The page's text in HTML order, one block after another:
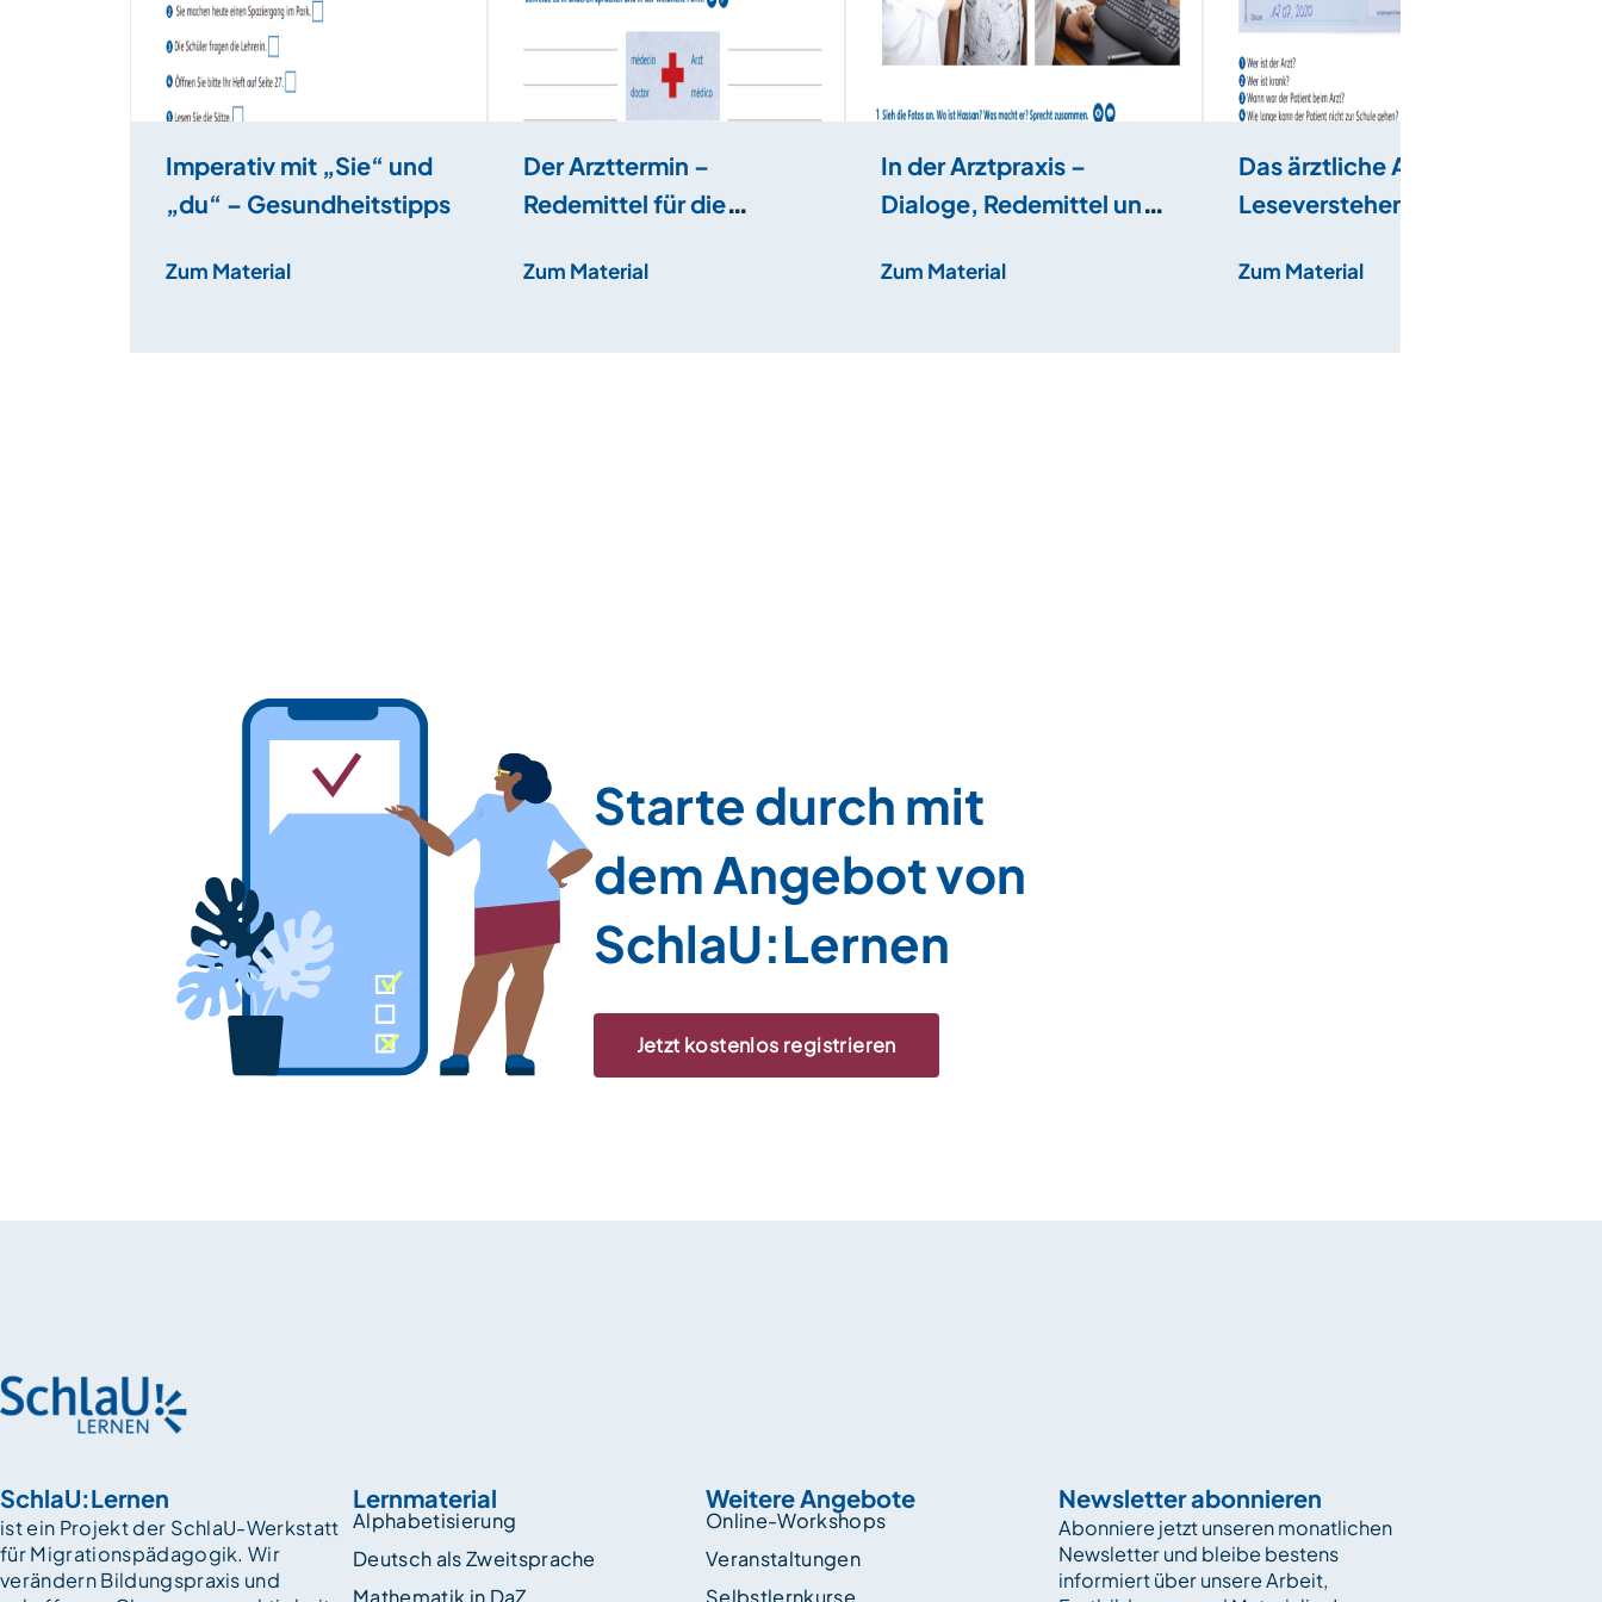
Imperativ mit „Sie“ und
„du“ – Gesundheitstipps
Zum Material
Der Arzttermin –
Redemittel für die
Zum Material
In der Arztpraxis –
Dialoge, Redemittel und
Zum Material
Das ärztliche Attest –
Leseverstehen
Zum Material
Starte durch mit
dem Angebot von
SchlaU:Lernen
Jetzt kostenlos registrieren
SchlaU:Lernen
ist ein Projekt der SchlaU-Werkstatt
für Migrationspädagogik. Wir
verändern Bildungspraxis und
Lernmaterial
Alphabetisierung
Deutsch als Zweitsprache
Mathematik in DaZ
Weitere Angebote
Online-Workshops
Veranstaltungen
Selbstlernkurse
Newsletter abonnieren
Abonniere jetzt unseren monatlichen
Newsletter und bleibe bestens
informiert über unsere Arbeit,